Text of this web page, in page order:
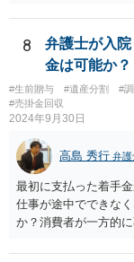
8
弁護士が入
金は可能か？
#生前贈与 #遺産分割 #
#売掛金回収
2024年9月30日
高島 秀行 弁護
最初に支払った着手
仕事が途中でできな
か？消費者が一方
務があると思います